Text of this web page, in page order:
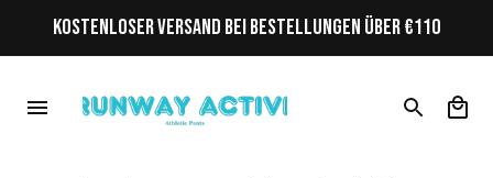
KOSTENLOSER VERSAND BEI BESTELLUNGEN ÜBER €110